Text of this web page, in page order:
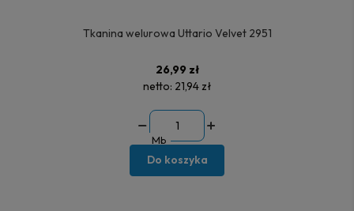
Tkanina welurowa Uttario Velvet 2951
26,99 zł
netto: 21,94 zł
Mb
Do koszyka